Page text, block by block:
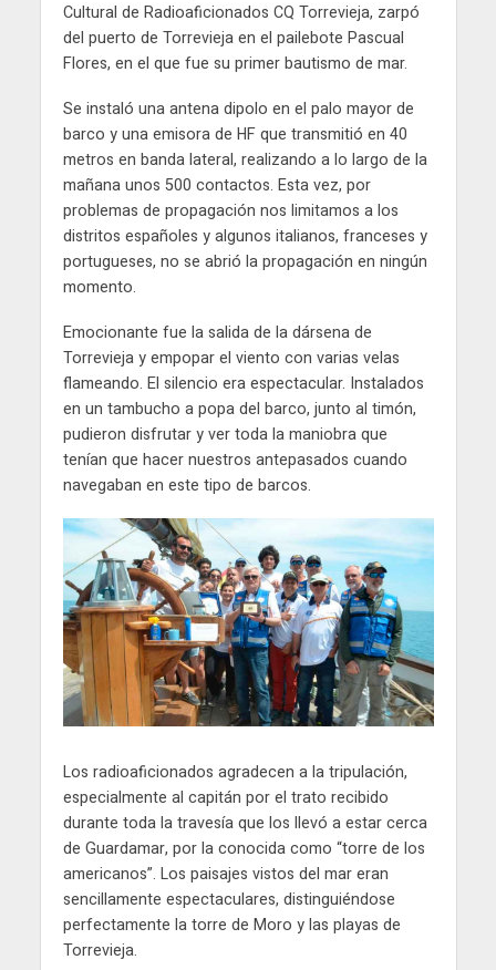
Cultural de Radioaficionados CQ Torrevieja, zarpó
del puerto de Torrevieja en el pailebote Pascual
Flores, en el que fue su primer bautismo de mar.
Se instaló una antena dipolo en el palo mayor de
barco y una emisora de HF que transmitió en 40
metros en banda lateral, realizando a lo largo de la
mañana unos 500 contactos. Esta vez, por
problemas de propagación nos limitamos a los
distritos españoles y algunos italianos, franceses y
portugueses, no se abrió la propagación en ningún
momento.
Emocionante fue la salida de la dársena de
Torrevieja y empopar el viento con varias velas
flameando. El silencio era espectacular. Instalados
en un tambucho a popa del barco, junto al timón,
pudieron disfrutar y ver toda la maniobra que
tenían que hacer nuestros antepasados cuando
navegaban en este tipo de barcos.
Los radioaficionados agradecen a la tripulación,
especialmente al capitán por el trato recibido
durante toda la travesía que los llevó a estar cerca
de Guardamar, por la conocida como “torre de los
americanos”. Los paisajes vistos del mar eran
sencillamente espectaculares, distinguiéndose
perfectamente la torre de Moro y las playas de
Torrevieja.